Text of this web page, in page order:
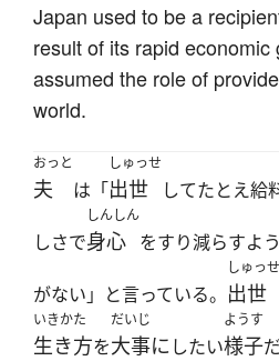
Japan used to be a
result of its rapid economic
assumed the role of
world.
おっと
夫 は「
しゅっせ
出世 してたとえ給
しさで
しんしん
身心 をすり減らすよ
がない」と言っている。
しゅっせ
出世
いきかた
生き方を
だいじ
大事にしたい
ようす
様子